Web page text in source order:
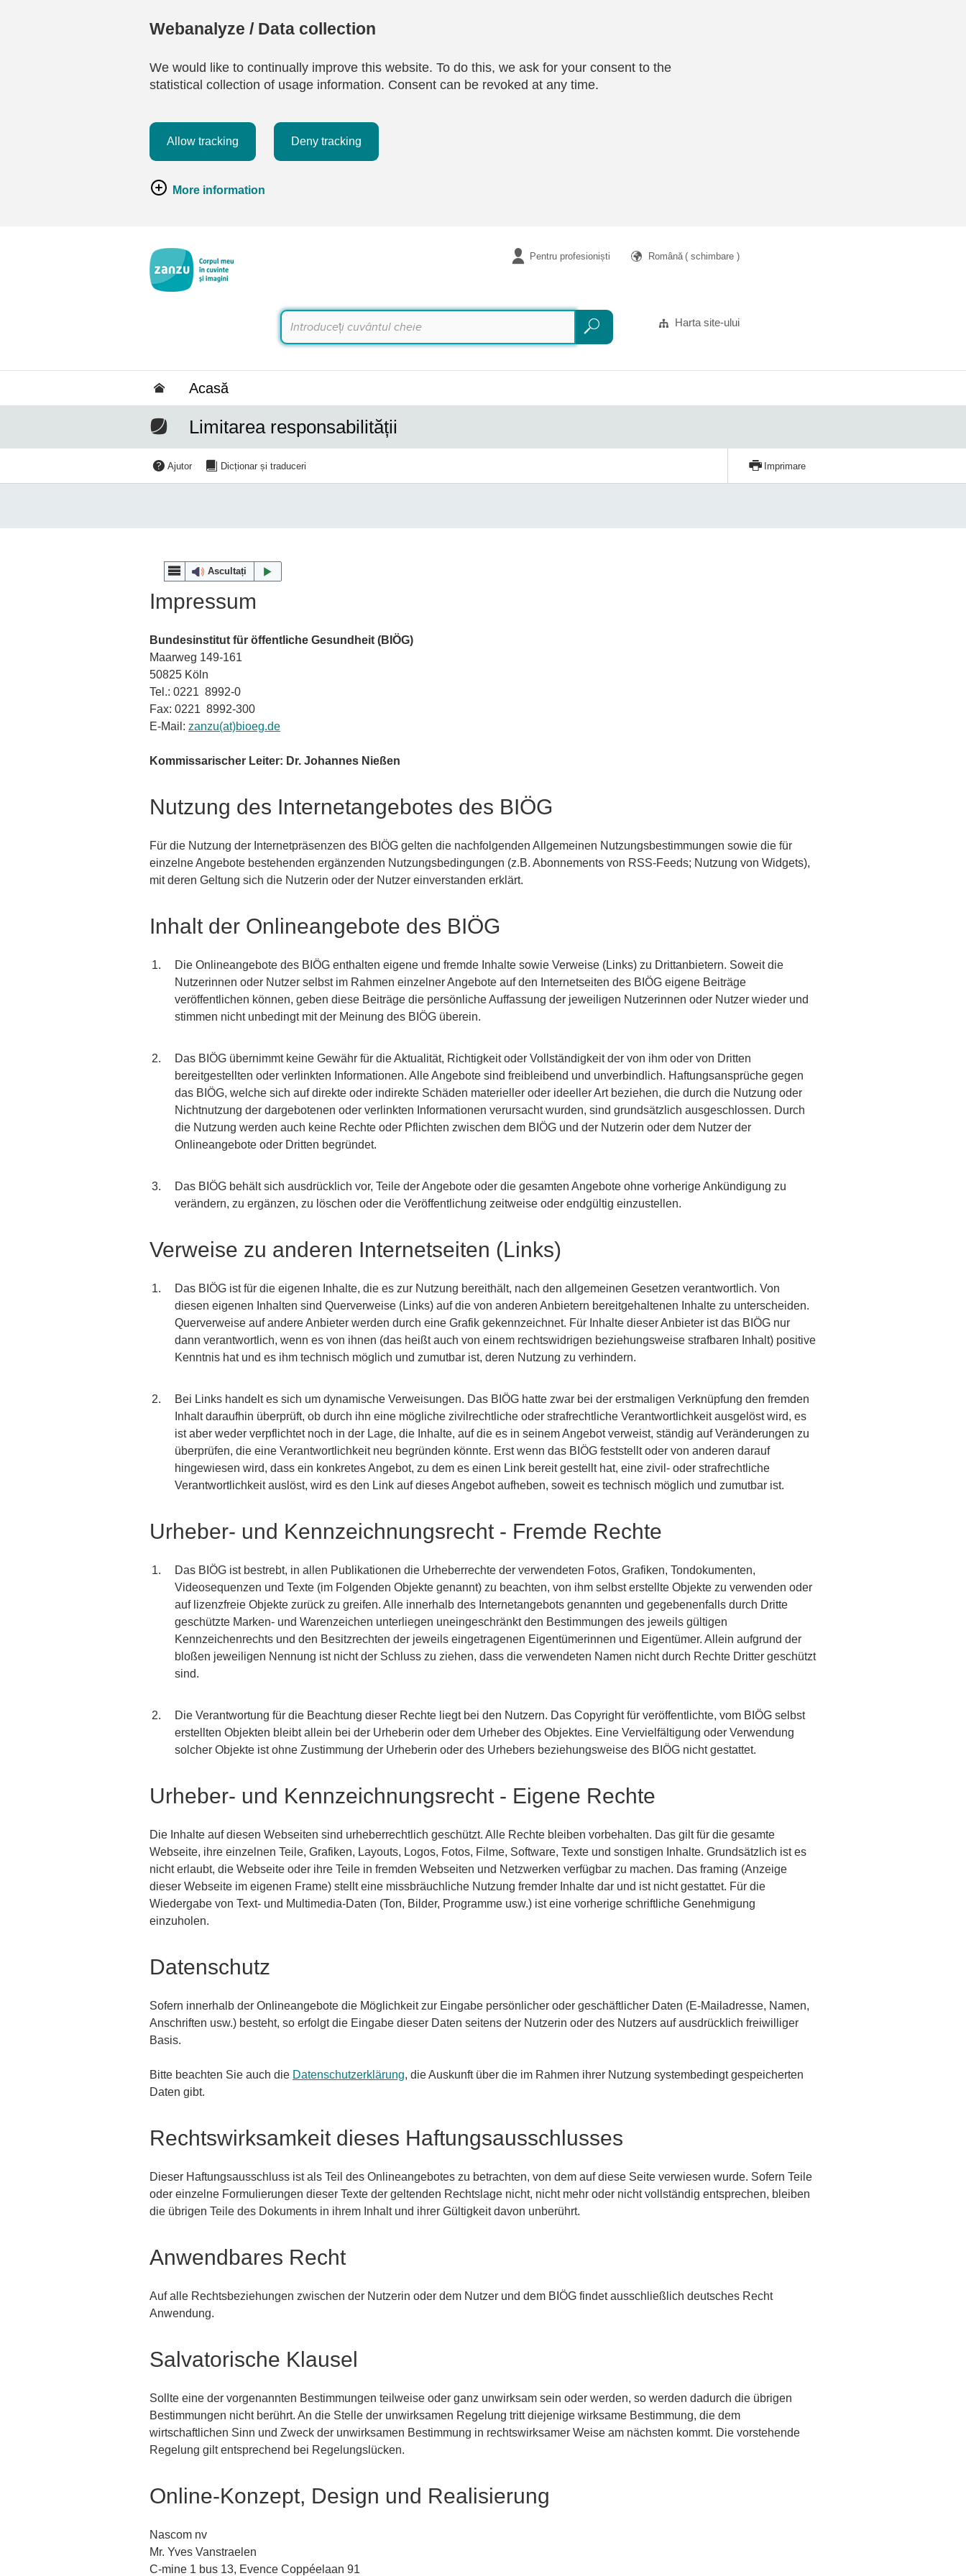
Webanalyze / Data collection
We would like to continually improve this website. To do this, we ask for your consent to the
statistical collection of usage information. Consent can be revoked at any time.
Allow tracking Deny tracking
More information
Pentru profesioniști Română ( schimbare )
Căutare
Căutare
Harta site-ului
Acasă
Limitarea responsabilității
Ajutor Dicționar și traduceri Imprimare
Ascultați
Impressum
Bundesinstitut für öffentliche Gesundheit (BIÖG)
Maarweg 149-161
50825 Köln
Tel.: 0221 8992-0
Fax: 0221 8992-300
E-Mail: zanzu(at)bioeg.de
Kommissarischer Leiter: Dr. Johannes Nießen
Nutzung des Internetangebotes des BIÖG
Für die Nutzung der Internetpräsenzen des BIÖG gelten die nachfolgenden Allgemeinen Nutzungsbestimmungen sowie die für
einzelne Angebote bestehenden ergänzenden Nutzungsbedingungen (z.B. Abonnements von RSS-Feeds; Nutzung von Widgets),
mit deren Geltung sich die Nutzerin oder der Nutzer einverstanden erklärt.
Inhalt der Onlineangebote des BIÖG
Die Onlineangebote des BIÖG enthalten eigene und fremde Inhalte sowie Verweise (Links) zu Drittanbietern. Soweit die
Nutzerinnen oder Nutzer selbst im Rahmen einzelner Angebote auf den Internetseiten des BIÖG eigene Beiträge
veröffentlichen können, geben diese Beiträge die persönliche Auffassung der jeweiligen Nutzerinnen oder Nutzer wieder und
stimmen nicht unbedingt mit der Meinung des BIÖG überein.
Das BIÖG übernimmt keine Gewähr für die Aktualität, Richtigkeit oder Vollständigkeit der von ihm oder von Dritten
bereitgestellten oder verlinkten Informationen. Alle Angebote sind freibleibend und unverbindlich. Haftungsansprüche gegen
das BIÖG, welche sich auf direkte oder indirekte Schäden materieller oder ideeller Art beziehen, die durch die Nutzung oder
Nichtnutzung der dargebotenen oder verlinkten Informationen verursacht wurden, sind grundsätzlich ausgeschlossen. Durch
die Nutzung werden auch keine Rechte oder Pflichten zwischen dem BIÖG und der Nutzerin oder dem Nutzer der
Onlineangebote oder Dritten begründet.
Das BIÖG behält sich ausdrücklich vor, Teile der Angebote oder die gesamten Angebote ohne vorherige Ankündigung zu
verändern, zu ergänzen, zu löschen oder die Veröffentlichung zeitweise oder endgültig einzustellen.
Verweise zu anderen Internetseiten (Links)
Das BIÖG ist für die eigenen Inhalte, die es zur Nutzung bereithält, nach den allgemeinen Gesetzen verantwortlich. Von
diesen eigenen Inhalten sind Querverweise (Links) auf die von anderen Anbietern bereitgehaltenen Inhalte zu unterscheiden.
Querverweise auf andere Anbieter werden durch eine Grafik gekennzeichnet. Für Inhalte dieser Anbieter ist das BIÖG nur
dann verantwortlich, wenn es von ihnen (das heißt auch von einem rechtswidrigen beziehungsweise strafbaren Inhalt) positive
Kenntnis hat und es ihm technisch möglich und zumutbar ist, deren Nutzung zu verhindern.
Bei Links handelt es sich um dynamische Verweisungen. Das BIÖG hatte zwar bei der erstmaligen Verknüpfung den fremden
Inhalt daraufhin überprüft, ob durch ihn eine mögliche zivilrechtliche oder strafrechtliche Verantwortlichkeit ausgelöst wird, es
ist aber weder verpflichtet noch in der Lage, die Inhalte, auf die es in seinem Angebot verweist, ständig auf Veränderungen zu
überprüfen, die eine Verantwortlichkeit neu begründen könnte. Erst wenn das BIÖG feststellt oder von anderen darauf
hingewiesen wird, dass ein konkretes Angebot, zu dem es einen Link bereit gestellt hat, eine zivil- oder strafrechtliche
Verantwortlichkeit auslöst, wird es den Link auf dieses Angebot aufheben, soweit es technisch möglich und zumutbar ist.
Urheber- und Kennzeichnungsrecht - Fremde Rechte
Das BIÖG ist bestrebt, in allen Publikationen die Urheberrechte der verwendeten Fotos, Grafiken, Tondokumenten,
Videosequenzen und Texte (im Folgenden Objekte genannt) zu beachten, von ihm selbst erstellte Objekte zu verwenden oder
auf lizenzfreie Objekte zurück zu greifen. Alle innerhalb des Internetangebots genannten und gegebenenfalls durch Dritte
geschützte Marken- und Warenzeichen unterliegen uneingeschränkt den Bestimmungen des jeweils gültigen
Kennzeichenrechts und den Besitzrechten der jeweils eingetragenen Eigentümerinnen und Eigentümer. Allein aufgrund der
bloßen jeweiligen Nennung ist nicht der Schluss zu ziehen, dass die verwendeten Namen nicht durch Rechte Dritter geschützt
sind.
Die Verantwortung für die Beachtung dieser Rechte liegt bei den Nutzern. Das Copyright für veröffentlichte, vom BIÖG selbst
erstellten Objekten bleibt allein bei der Urheberin oder dem Urheber des Objektes. Eine Vervielfältigung oder Verwendung
solcher Objekte ist ohne Zustimmung der Urheberin oder des Urhebers beziehungsweise des BIÖG nicht gestattet.
Urheber- und Kennzeichnungsrecht - Eigene Rechte
Die Inhalte auf diesen Webseiten sind urheberrechtlich geschützt. Alle Rechte bleiben vorbehalten. Das gilt für die gesamte
Webseite, ihre einzelnen Teile, Grafiken, Layouts, Logos, Fotos, Filme, Software, Texte und sonstigen Inhalte. Grundsätzlich ist es
nicht erlaubt, die Webseite oder ihre Teile in fremden Webseiten und Netzwerken verfügbar zu machen. Das framing (Anzeige
dieser Webseite im eigenen Frame) stellt eine missbräuchliche Nutzung fremder Inhalte dar und ist nicht gestattet. Für die
Wiedergabe von Text- und Multimedia-Daten (Ton, Bilder, Programme usw.) ist eine vorherige schriftliche Genehmigung
einzuholen.
Datenschutz
Sofern innerhalb der Onlineangebote die Möglichkeit zur Eingabe persönlicher oder geschäftlicher Daten (E-Mailadresse, Namen,
Anschriften usw.) besteht, so erfolgt die Eingabe dieser Daten seitens der Nutzerin oder des Nutzers auf ausdrücklich freiwilliger
Basis.
Bitte beachten Sie auch die Datenschutzerklärung, die Auskunft über die im Rahmen ihrer Nutzung systembedingt gespeicherten
Daten gibt.
Rechtswirksamkeit dieses Haftungsausschlusses
Dieser Haftungsausschluss ist als Teil des Onlineangebotes zu betrachten, von dem auf diese Seite verwiesen wurde. Sofern Teile
oder einzelne Formulierungen dieser Texte der geltenden Rechtslage nicht, nicht mehr oder nicht vollständig entsprechen, bleiben
die übrigen Teile des Dokuments in ihrem Inhalt und ihrer Gültigkeit davon unberührt.
Anwendbares Recht
Auf alle Rechtsbeziehungen zwischen der Nutzerin oder dem Nutzer und dem BIÖG findet ausschließlich deutsches Recht
Anwendung.
Salvatorische Klausel
Sollte eine der vorgenannten Bestimmungen teilweise oder ganz unwirksam sein oder werden, so werden dadurch die übrigen
Bestimmungen nicht berührt. An die Stelle der unwirksamen Regelung tritt diejenige wirksame Bestimmung, die dem
wirtschaftlichen Sinn und Zweck der unwirksamen Bestimmung in rechtswirksamer Weise am nächsten kommt. Die vorstehende
Regelung gilt entsprechend bei Regelungslücken.
Online-Konzept, Design und Realisierung
Nascom nv
Mr. Yves Vanstraelen
C-mine 1 bus 13, Evence Coppéelaan 91